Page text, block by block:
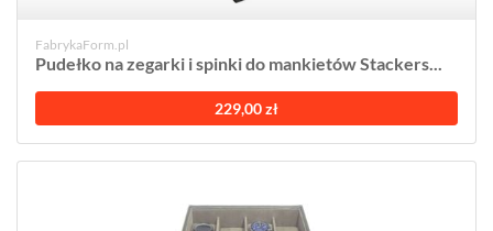
FabrykaForm.pl
Pudełko na zegarki i spinki do mankietów Stackers...
229,00 zł